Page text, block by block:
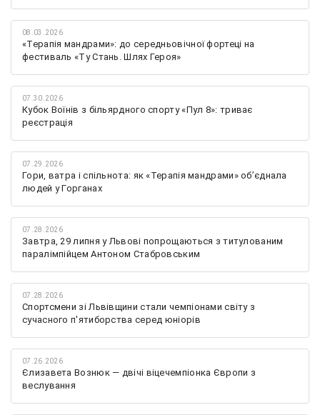
08.03.2026
«Терапія мандрами»: до середньовічної фортеці на
фестиваль «Ту Стань. Шлях Героя»
07.30.2026
Кубок Воїнів з більярдного спорту «Пул 8»: триває
реєстрація
07.29.2026
Гори, ватра і спільнота: як «Терапія мандрами» об’єднала
людей у Горганах
07.28.2026
Завтра, 29 липня у Львові попрощаються з титулованим
паралімпійцем Антоном Стабровським
07.28.2026
Спортсмени зі Львівщини стали чемпіонами світу з
сучасного п'ятиборства серед юніорів
07.26.2026
Єлизавета Вознюк — двічі віцечемпіонка Європи з
веслування